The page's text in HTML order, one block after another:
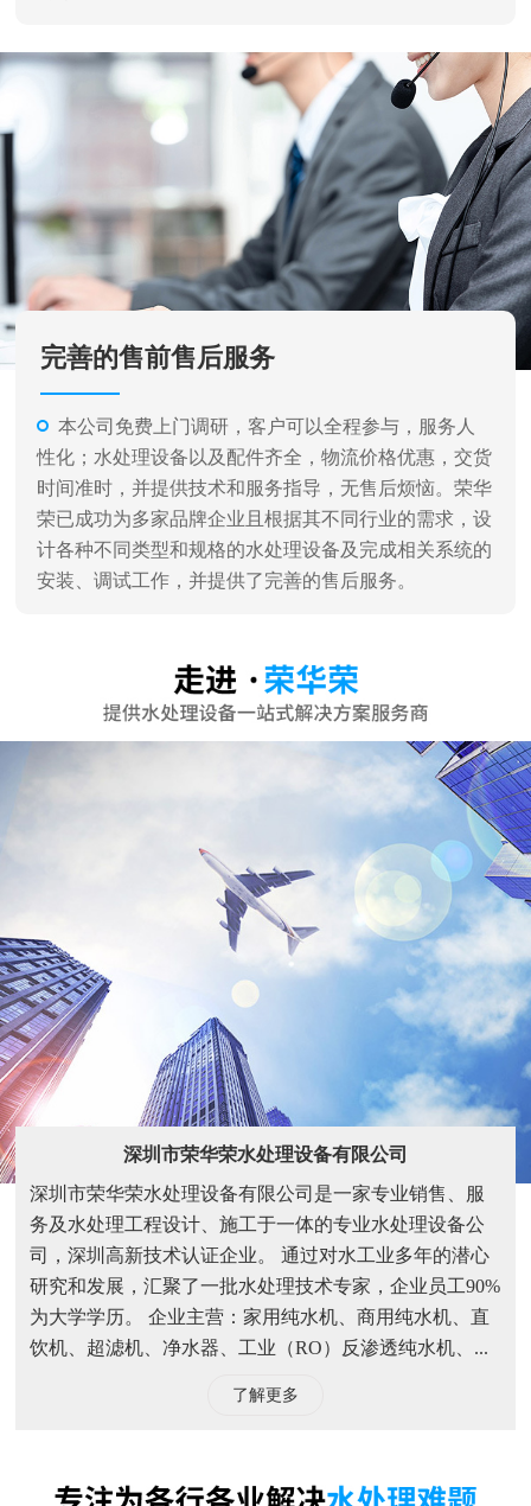
完善的售前售后服务
本公司免费上门调研，客户可以全程参与，服务人
性化；水处理设备以及配件齐全，物流价格优惠，交货
时间准时，并提供技术和服务指导，无售后烦恼。荣华
荣已成功为多家品牌企业且根据其不同行业的需求，设
计各种不同类型和规格的水处理设备及完成相关系统的
安装、调试工作，并提供了完善的售后服务。
深圳市荣华荣水处理设备有限公司
深圳市荣华荣水处理设备有限公司是一家专业销售、服
务及水处理工程设计、施工于一体的专业水处理设备公
司，深圳高新技术认证企业。 通过对水工业多年的潜心
研究和发展，汇聚了一批水处理技术专家，企业员工90%
为大学学历。 企业主营：家用纯水机、商用纯水机、直
饮机、超滤机、净水器、工业（RO）反渗透纯水机、...
了解更多